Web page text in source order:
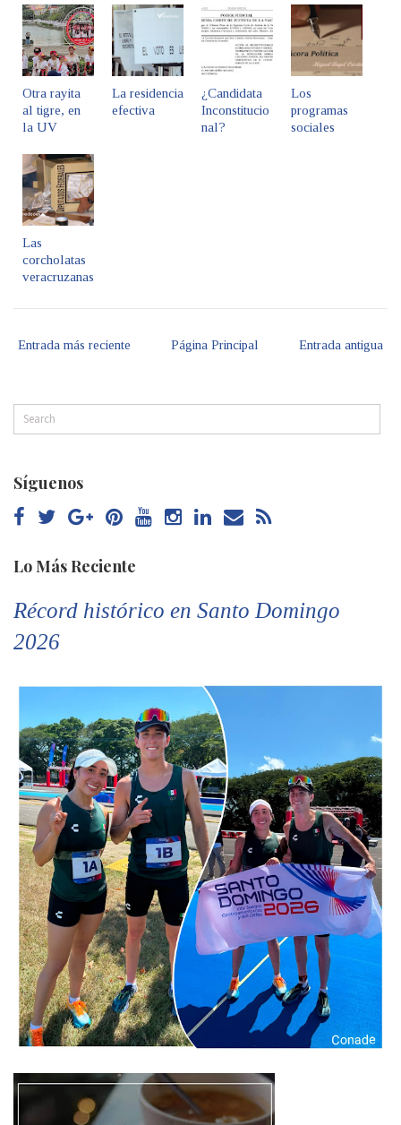
Otra rayita
al tigre, en
la UV
La residencia
efectiva
¿Candidata
Inconstitucio
nal?
Los
programas
sociales
Las
corcholatas
veracruzanas
Entrada más reciente Entrada antigua
Página Principal
Síguenos
Lo Más Reciente
Récord histórico en Santo Domingo
2026